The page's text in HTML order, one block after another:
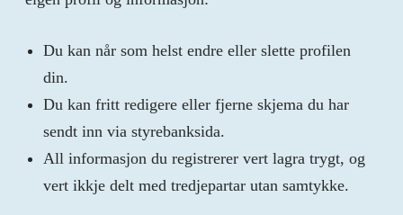
Du kan når som helst endre eller slette profilen
din.
Du kan fritt redigere eller fjerne skjema du har
sendt inn via styrebanksida.
All informasjon du registrerer vert lagra trygt, og
vert ikkje delt med tredjepartar utan samtykke.